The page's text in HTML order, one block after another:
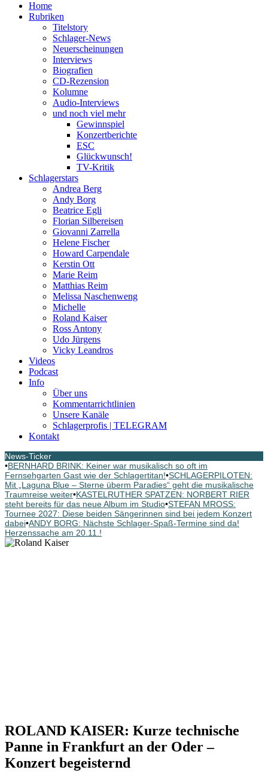
Home
Rubriken
Titelstory
Schlager-News
Neuerscheinungen
Interviews
Biografien
CD-Rezension
Kolumne
Audio-Interviews
und noch viel mehr
Gewinnspiel
Konzertberichte
ESC
Glückwunsch!
TV-Kritik
Schlagerstars
Andrea Berg
Andy Borg
Beatrice Egli
Florian Silbereisen
Giovanni Zarrella
Helene Fischer
Howard Carpendale
Kerstin Ott
Marie Reim
Matthias Reim
Melissa Naschenweng
Michelle
Roland Kaiser
Ross Antony
Udo Jürgens
Vicky Leandros
Videos
Podcast
Info
Über uns
Kommentarrichtlinien
Unsere Kanäle
Schlagerprofis | TELEGRAM
Kontakt
News-Ticker
•BERNHARD BRINK: Keiner war musikalisch so oft im
Fernsehgarten Gast wie der Schlagertitan!•SCHLAGERPILOTEN:
Mit „Laguna Blue – Sterne überm Paradies“ geht die musikalische
Traumreise weiter•KASTELRUTHER SPATZEN: NORBERT RIER
steht bereits für das neue Album im Studio•STEFAN MROSS:
Tournee 2027: Diese beiden Sängerinnen sind bei jedem Konzert
dabei•ANDY BORG: Nächste Schlager-Spaß-Termine sind da!
Herzenssache am 20.11.!
ROLAND KAISER: Kurze technische
Panne in Frankfurt an der Oder –
Konzert begeisternd